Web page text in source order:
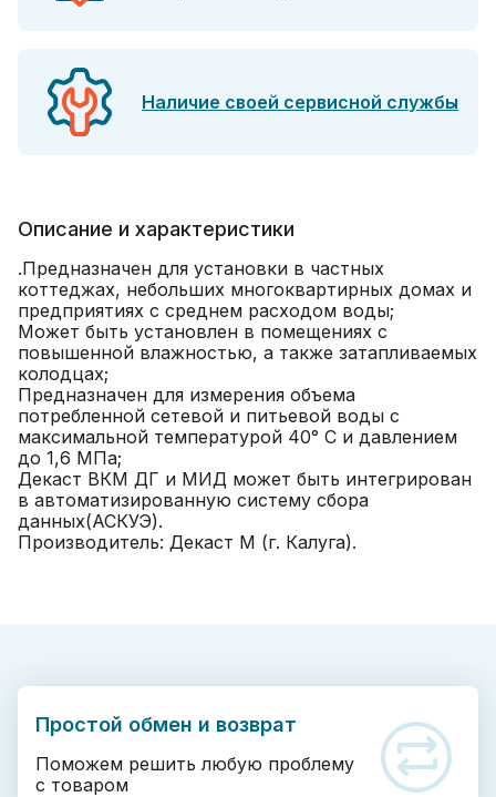
Наличие своей сервисной службы
Описание и характеристики
.Предназначен для установки в частных
коттеджах, небольших многоквартирных домах и
предприятиях с среднем расходом воды;
Может быть установлен в помещениях с
повышенной влажностью, а также затапливаемых
колодцах;
Предназначен для измерения объема
потребленной сетевой и питьевой воды с
максимальной температурой 40° C и давлением
до 1,6 МПа;
Декаст ВКМ ДГ и МИД может быть интегрирован
в автоматизированную систему сбора
данных(АСКУЭ).
Производитель: Декаст М (г. Калуга).
Простой обмен и возврат
Поможем решить любую проблему
с товаром